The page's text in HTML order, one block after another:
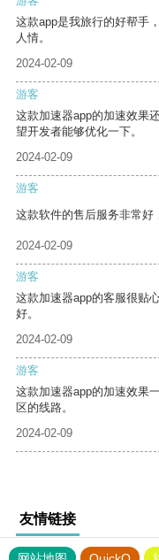
这款app是我旅行的好帮手
人情。
2024-02-09
游客
这款加速器app的加速效果
望开发者能够优化一下。
2024-02-09
游客
这款软件的售后服务非常好
2024-02-09
游客
这款加速器app的客服很贴
好。
2024-02-09
游客
这款加速器app的加速效果
区的线路。
2024-02-09
友情链接